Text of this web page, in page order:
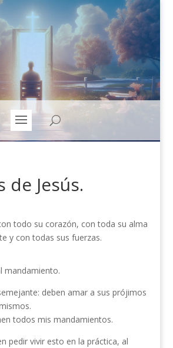
de Jesús.
todo su corazón, con toda su alma
y con todas sus fuerzas.
mandamiento.
deben amar a sus prójimos
todos mis mandamientos.
pedir vivir esto en la práctica, al